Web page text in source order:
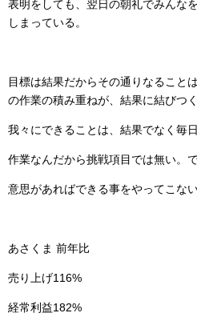
表明をしても、翌日の朝礼でみんな
しまっている。
目標は結果だからその通りなること
の作業の積み重ねが、結果に結びつく
我々にできることは、結果でなく毎
作業なんだから挑戦項目では無い。
意思があればできる事をやってこな
あさくま 前年比
売り上げ116%
経常利益182%